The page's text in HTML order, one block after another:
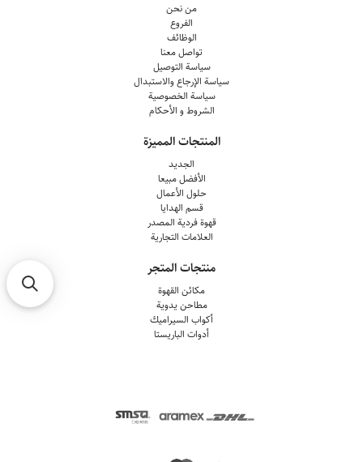
من نحن
الفروع
الوظائف
تواصل معنا
سياسة التوصيل
سياسة الإرجاع والاستبدال
سياسة الخصوصية
الشروط و الأحكام
المنتجات المميزة
الجديد
الأفضل مبيعا
حلول الأعمال
قسم الهدايا
قهوة فردية المصدر
العلامات التجارية
منتجات المتجر
مكائن القهوة
مطاحن يدوية
أكواب السيراميك
أدوات الباريستا